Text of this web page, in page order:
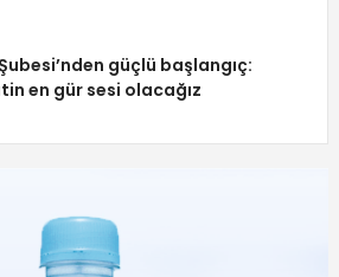
Şubesi’nden güçlü başlangıç:
en gür sesi olacağız